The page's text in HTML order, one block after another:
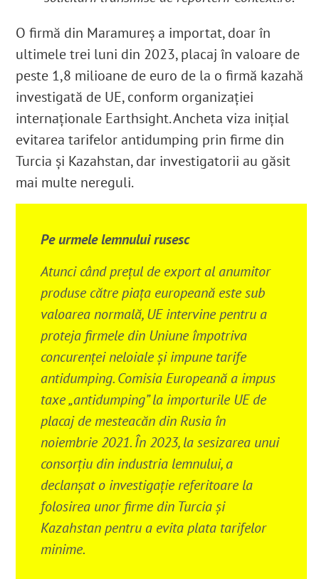
O firmă din Maramureș a importat, doar în
ultimele trei luni din 2023, placaj în valoare de
peste 1,8 milioane de euro de la o firmă kazahă
investigată de UE, conform organizației
internaționale Earthsight. Ancheta viza inițial
evitarea tarifelor antidumping prin firme din
Turcia și Kazahstan, dar investigatorii au găsit
mai multe nereguli.
Pe urmele lemnului rusesc
Atunci când prețul de export al anumitor
produse către piața europeană este sub
valoarea normală, UE intervine pentru a
proteja firmele din Uniune împotriva
concurenței neloiale și impune tarife
antidumping. Comisia Europeană a impus
taxe „antidumping” la importurile UE de
placaj de mesteacăn din Rusia în
noiembrie 2021.În 2023, la sesizarea unui
consorțiu din industria lemnului, a
declanșat o investigație referitoare la
folosirea unor firme din Turcia și
Kazahstan pentru a evita plata tarifelor
minime.